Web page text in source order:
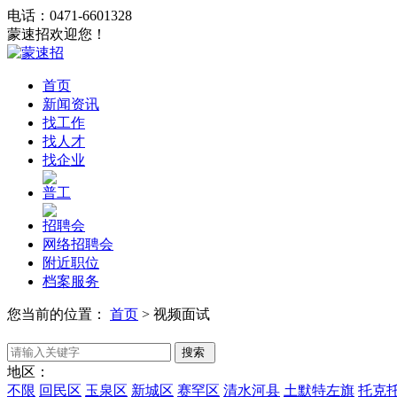
电话：0471-6601328
蒙速招欢迎您！
首页
新闻资讯
找工作
找人才
找企业
普工
招聘会
网络招聘会
附近职位
档案服务
您当前的位置： 首页 > 视频面试
地区：
不限 回民区 玉泉区 新城区 赛罕区 清水河县 土默特左旗 托克